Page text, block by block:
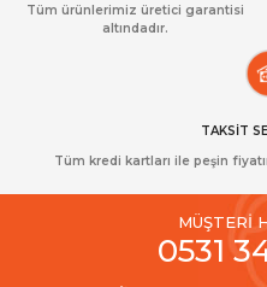
Tüm ürünlerimiz üretici garantisi
altındadır.
TAKSİT
Tüm kredi kartları ile peşin
MÜŞTERİ
0531